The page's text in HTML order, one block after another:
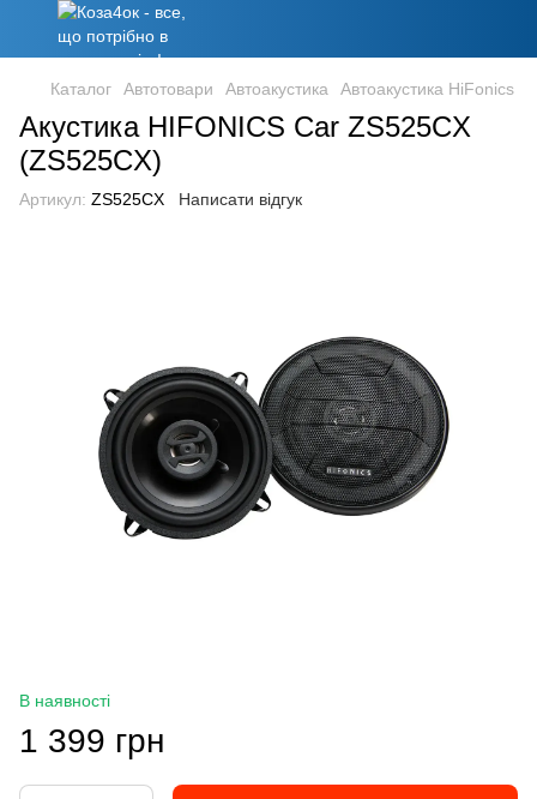
Каталог Автотовари Автоакустика Автоакустика HiFonics
Акустика HIFONICS Car ZS525CX
(ZS525CX)
Артикул: ZS525CX Написати відгук
В наявності
1 399 грн